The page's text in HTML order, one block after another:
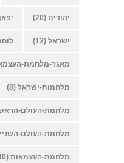
יהודים (20) יפאן
ישראל (12)
מאגר-מלחמת-
מלחמות-ישראל (8)
מלחמת-העולם-
מלחמת-העולם-
מלחמת-העצמאות (40)